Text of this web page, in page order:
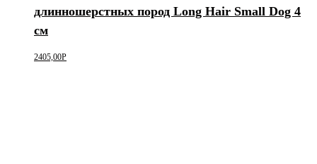
длинношерстных пород Long Hair Small Dog 4
см
2405,00Р